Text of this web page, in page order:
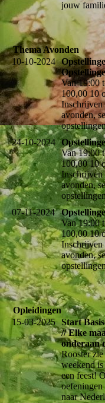
jouw
Thema Avonden
10-10-2024
Van 19:00
100,00 10
avonden,
24-10-2024
Van 19:00
100,00 10
avonden,
07-11-2024
Van 19:00
100,00 10
avonden,
Opleidingen
15-03-2025 Start
// Elke
onderaan
Rooster
weekend
een feest!
naar